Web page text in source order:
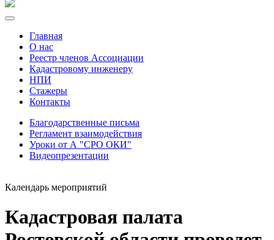
Главная
О нас
Реестр членов Ассоциации
Кадастровому инженеру
НПИ
Стажеры
Контакты
Благодарственные письма
Регламент взаимодействия
Уроки от А "СРО ОКИ"
Видеопрезентации
Календарь мероприятий
Кадастровая палата